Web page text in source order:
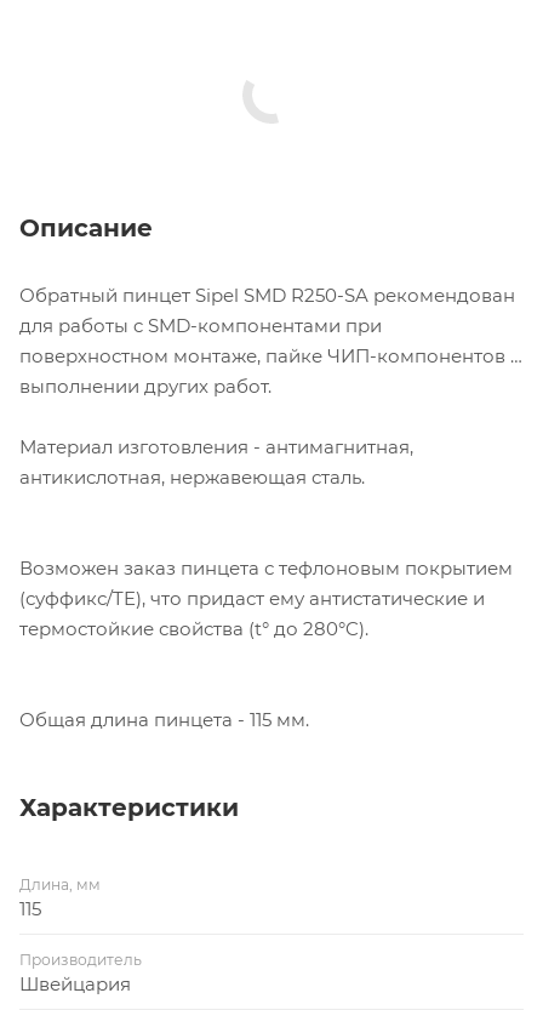
Описание
Обратный пинцет Sipel SMD R250-SA рекомендован
для работы c SMD-компонентами при
поверхностном монтаже, пайке ЧИП-компонентов и
выполнении других работ.
Материал изготовления - антимагнитная,
антикислотная, нержавеющая сталь.
Возможен заказ пинцета с тефлоновым покрытием
(суффикс/TE), что придаст ему антистатические и
термостойкие свойства (t° до 280°C).
Общая длина пинцета - 115 мм.
Характеристики
Длина, мм
115
Производитель
Швейцария